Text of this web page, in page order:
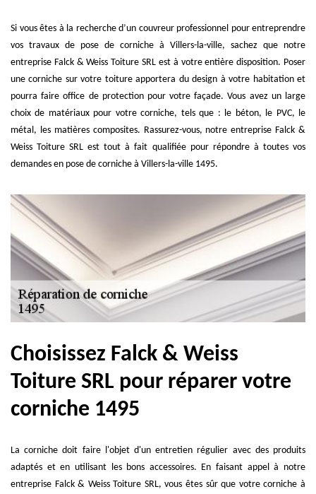
Si vous êtes à la recherche d’un couvreur professionnel pour entreprendre
vos travaux de pose de corniche à Villers-la-ville, sachez que notre
entreprise Falck & Weiss Toiture SRL est à votre entière disposition. Poser
une corniche sur votre toiture apportera du design à votre habitation et
pourra faire office de protection pour votre façade. Vous avez un large
choix de matériaux pour votre corniche, tels que : le béton, le PVC, le
métal, les matières composites. Rassurez-vous, notre entreprise Falck &
Weiss Toiture SRL est tout à fait qualifiée pour répondre à toutes vos
demandes en pose de corniche à Villers-la-ville 1495.
Choisissez Falck & Weiss
Toiture SRL pour réparer votre
corniche 1495
La corniche doit faire l'objet d'un entretien régulier avec des produits
adaptés et en utilisant les bons accessoires. En faisant appel à notre
entreprise Falck & Weiss Toiture SRL, vous êtes sûr que votre corniche à